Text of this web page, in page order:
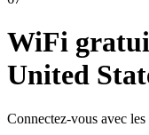
WiFi
United
Connectez-vous avec